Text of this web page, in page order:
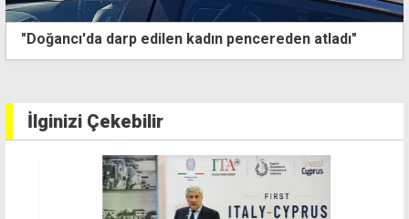
Yavru timsah besleyen zanlı, ilk etapta 3 gün tutuklu
İlginizi Çekebilir